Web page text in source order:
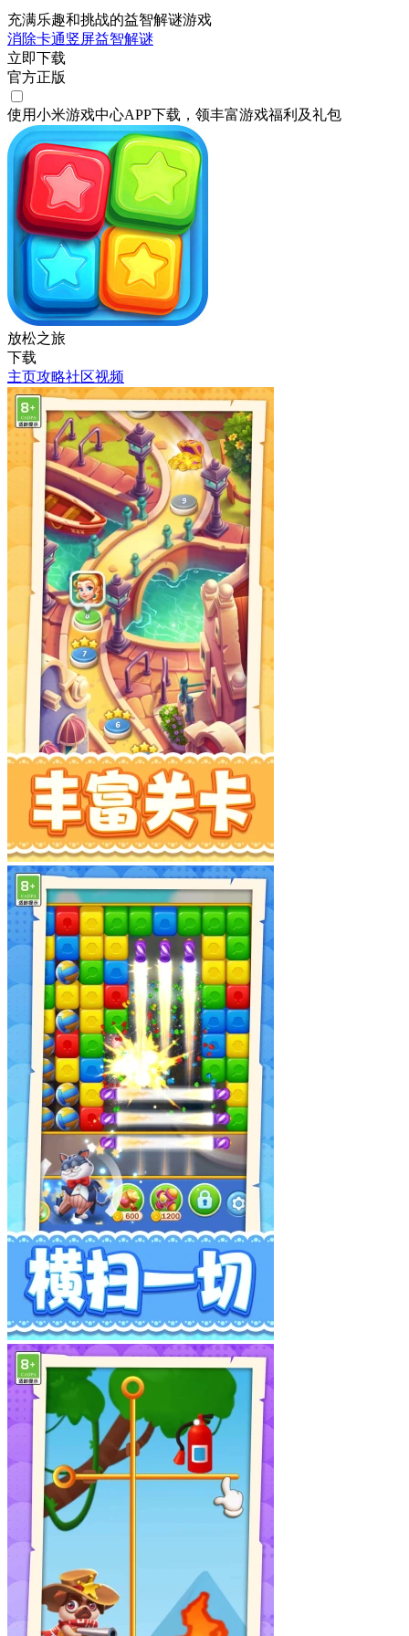
充满乐趣和挑战的益智解谜游戏
消除卡通竖屏益智解谜
立即下载
官方正版
使用小米游戏中心APP下载 ，领丰富游戏福利 及礼包
放松之旅
下载
主页攻略社区视频